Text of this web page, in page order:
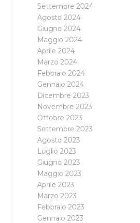
Settembre 2024
Agosto 2024
Giugno 2024
Maggio 2024
Aprile 2024
Marzo 2024
Febbraio 2024
Gennaio 2024
Dicembre 2023
Novembre 2023
Ottobre 2023
Settembre 2023
Agosto 2023
Luglio 2023
Giugno 2023
Maggio 2023
Aprile 2023
Marzo 2023
Febbraio 2023
Gennaio 2023